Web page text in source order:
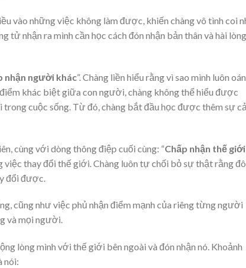
vào những việc không làm được, khiến chàng vô tình coi
tử nhận ra mình cần học cách đón nhận bản thân và hài lòng
nhận người khác”. Chàng liền hiểu rằng vì sao mình luôn oán
khác biệt giữa con người, chàng không thể hiểu được
cuộc sống. Từ đó, chàng bắt đầu học được thêm sự
cùng với dòng thông điệp cuối cùng: “Chấp nhận thế giới
thay đổi thế giới. Chàng luôn tự chối bỏ sự thật rằng
đổi được.
cũng như việc phủ nhận điểm mạnh của riêng từng người
và mọi người.
lòng mình với thế giới bên ngoài và đón nhận nó. Khoảnh
nói: